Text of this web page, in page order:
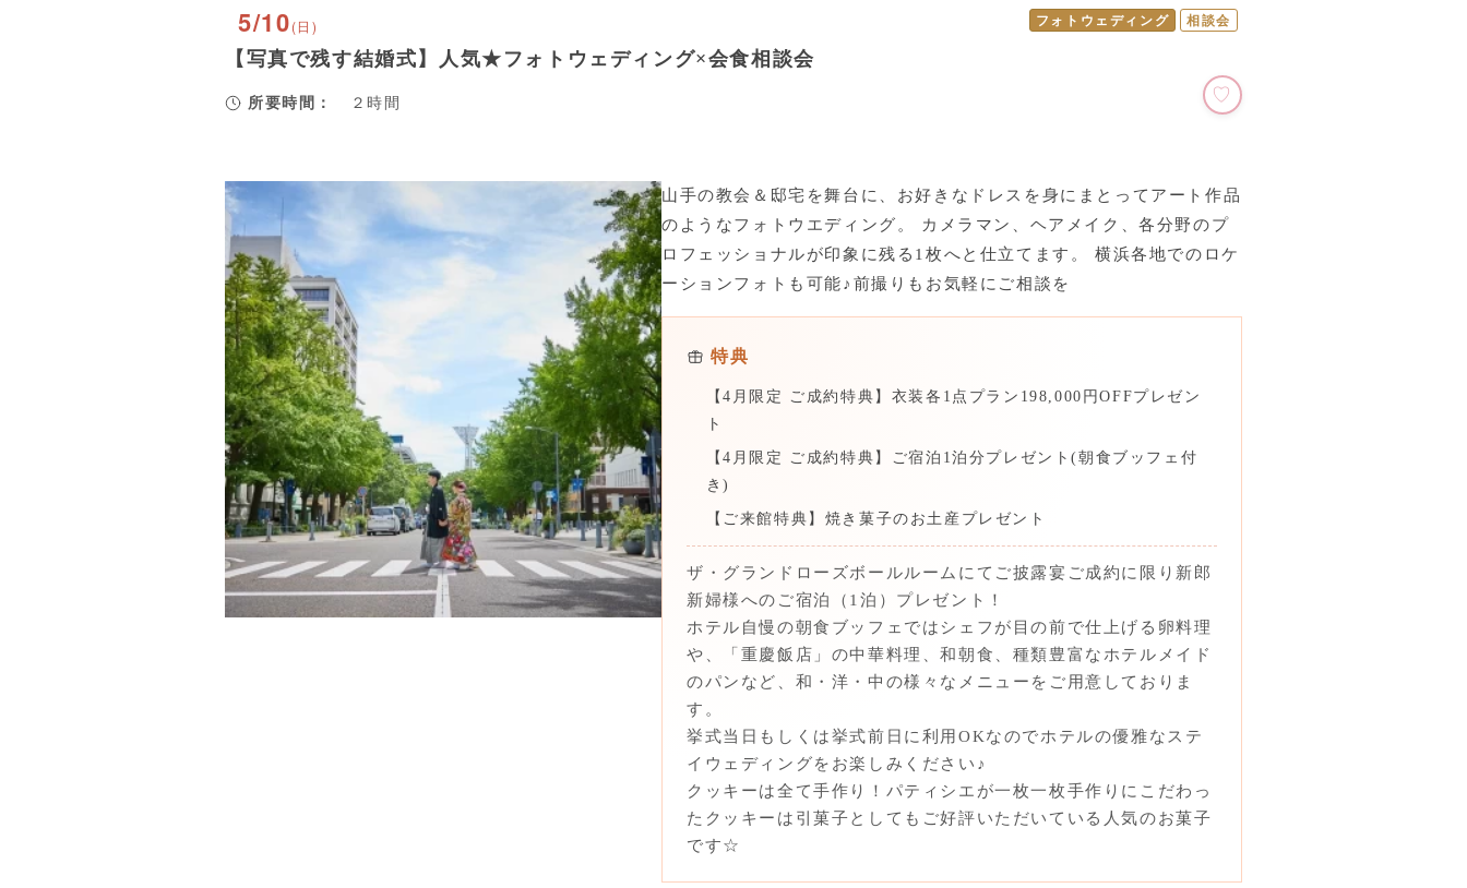
5/10(日) フォトウェディング 相談会
【写真で残す結婚式】人気★フォトウェディング×会食相談会
所要時間： ２時間
山手の教会＆邸宅を舞台に、お好きなドレスを身にまとってアート作品
のようなフォトウエディング。 カメラマン、ヘアメイク、各分野のプ
ロフェッショナルが印象に残る1枚へと仕立てます。 横浜各地でのロケ
ーションフォトも可能♪前撮りもお気軽にご相談を
特典
【4月限定 ご成約特典】衣装各1点プラン198,000円OFFプレゼン
ト
【4月限定 ご成約特典】ご宿泊1泊分プレゼント(朝食ブッフェ付
き)
【ご来館特典】焼き菓子のお土産プレゼント
ザ・グランドローズボールルームにてご披露宴ご成約に限り新郎
新婦様へのご宿泊（1泊）プレゼント！
ホテル自慢の朝食ブッフェではシェフが目の前で仕上げる卵料理
や、「重慶飯店」の中華料理、和朝食、種類豊富なホテルメイド
のパンなど、和・洋・中の様々なメニューをご用意しておりま
す。
挙式当日もしくは挙式前日に利用OKなのでホテルの優雅なステ
イウェディングをお楽しみください♪
クッキーは全て手作り！パティシエが一枚一枚手作りにこだわっ
たクッキーは引菓子としてもご好評いただいている人気のお菓子
です☆